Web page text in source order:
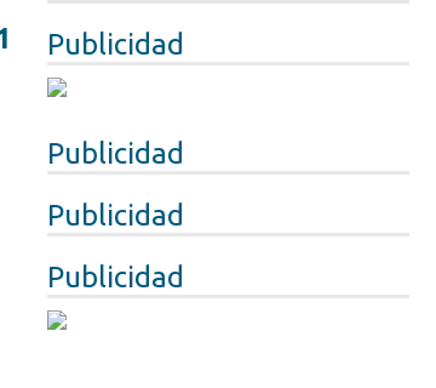
Publicidad
Publicidad
Publicidad
Publicidad